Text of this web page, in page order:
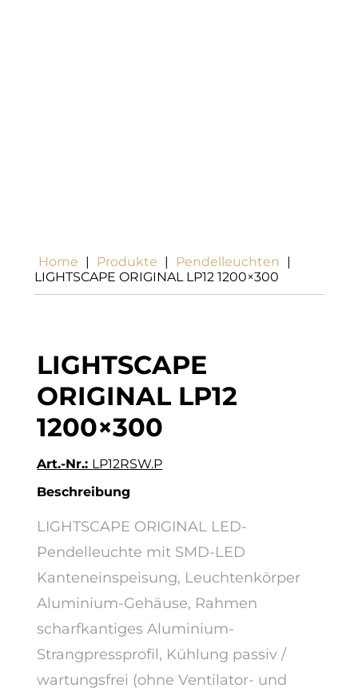
Home | Produkte | Pendelleuchten
|
LIGHTSCAPE ORIGINAL LP12 1200×300
LIGHTSCAPE
ORIGINAL LP12
1200×300
Art.-Nr.: LP12RSW.P
Beschreibung
LIGHTSCAPE ORIGINAL LED-
Pendelleuchte mit SMD-LED
Kanteneinspeisung, Leuchtenkörper
Aluminium-Gehäuse, Rahmen
scharfkantiges Aluminium-
Strangpressprofil, Kühlung passiv /
wartungsfrei (ohne Ventilator- und